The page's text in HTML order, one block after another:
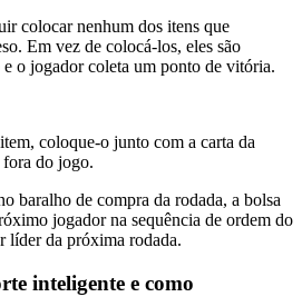
colocar nenhum dos itens que
Em vez de colocá-los, eles são
o jogador coleta um ponto de vitória.
coloque-o junto com a carta da
do jogo.
baralho de compra da rodada, a bolsa
jogador na sequência de ordem do
líder da próxima rodada.
inteligente e como